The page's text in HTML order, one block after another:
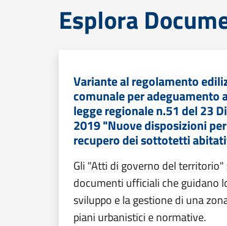
Esplora
Variante al regolamento
comunale per adeguamento
legge regionale n.51 del 23
2019 "Nuove disposizioni
recupero dei sottotetti
Gli "Atti di governo del territorio"
documenti ufficiali che guidano
sviluppo e la gestione di una
piani urbanistici e normative.